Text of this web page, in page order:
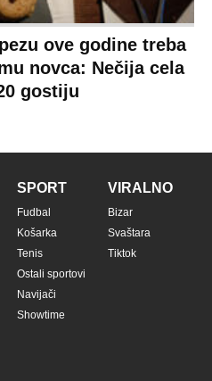
ove godine treba
novca: Nečija cela
gostiju
SPORT
Fudbal
Košarka
Tenis
Ostali sportovi
Navijači
Showtime
VIRALNO
Bizar
Svaštara
Tiktok